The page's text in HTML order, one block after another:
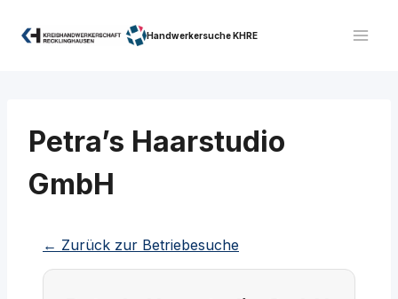
Inhalt
Handwerkersuche KHRE
Petra’s Haarstudio
GmbH
← Zurück zur Betriebesuche